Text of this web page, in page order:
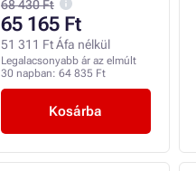
68 430 Ft
65 165 Ft
51 311 Ft Áfa nélkül
Legalacsonyabb ár az elmúlt
30 napban: 64 835 Ft
Kosárba